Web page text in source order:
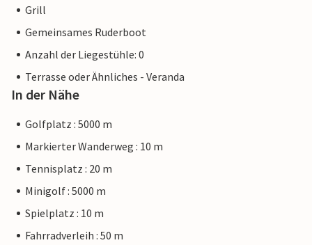
Grill
Gemeinsames Ruderboot
Anzahl der Liegestühle: 0
Terrasse oder Ähnliches - Veranda
In der Nähe
Golfplatz : 5000 m
Markierter Wanderweg : 10 m
Tennisplatz : 20 m
Minigolf : 5000 m
Spielplatz : 10 m
Fahrradverleih : 50 m